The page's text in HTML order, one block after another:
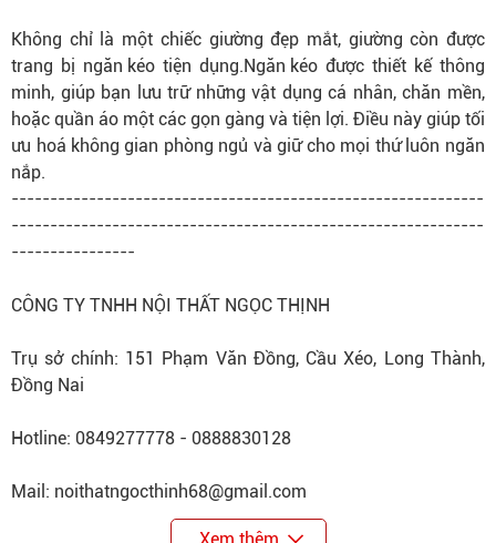
Không chỉ là một chiếc giường đẹp mắt, giường còn được
trang bị ngăn kéo tiện dụng.Ngăn kéo được thiết kế thông
minh, giúp bạn lưu trữ những vật dụng cá nhân, chăn mền,
hoặc quần áo một các gọn gàng và tiện lợi. Điều này giúp tối
ưu hoá không gian phòng ngủ và giữ cho mọi thứ luôn ngăn
nắp.
-------------------------------------------------------------
-------------------------------------------------------------
----------------
CÔNG TY TNHH NỘI THẤT NGỌC THỊNH
Trụ sở chính: 151 Phạm Văn Đồng, Cầu Xéo, Long Thành,
Đồng Nai
Hotline: 0849277778 - 0888830128
Mail: noithatngocthinh68@gmail.com